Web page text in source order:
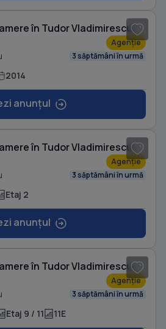
în Tudor Vladimirescu
Agenție
3 săptămâni în urmă
2014
anunțul
în Tudor Vladimirescu
Agenție
3 săptămâni în urmă
Etaj 2
anunțul
în Tudor Vladimirescu
Agenție
3 săptămâni în urmă
Etaj 9 / 11 11E